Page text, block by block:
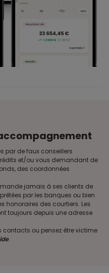
par de faux conseillers
et/ou vous demandant de
des coordonnées
jamais à ses clients de
par les banques ou bien
honoraires des courtiers. Les
toujours depuis une adresse
contacts ou pensez être victime
.